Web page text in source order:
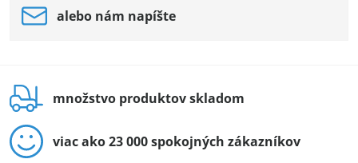
alebo nám napíšte
množstvo produktov skladom
viac ako 23 000 spokojných zákazníkov